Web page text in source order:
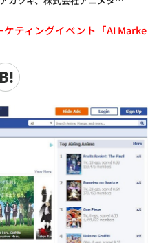
ティングイベント「AI Marke